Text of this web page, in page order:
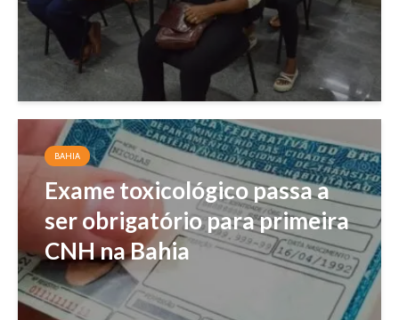
BAHIA
Exame toxicológico passa a
ser obrigatório para primeira
CNH na Bahia